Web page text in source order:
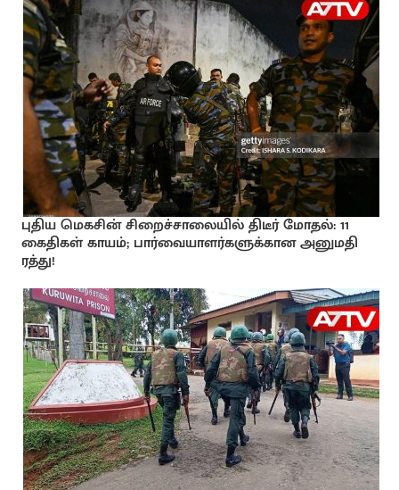
புதிய மெகசின் சிறைச்சாலையில் திடீர் மோதல்: 11
கைதிகள் காயம்; பார்வையாளர்களுக்கான அனுமதி
ரத்து!